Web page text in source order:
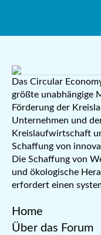
Das Circular
größte unabhängige
Förderung der
Unternehmen und
Kreislaufwirtschaft
Schaffung von
Die Schaffung von
und ökologische
erfordert einen
Home
Über das Forum